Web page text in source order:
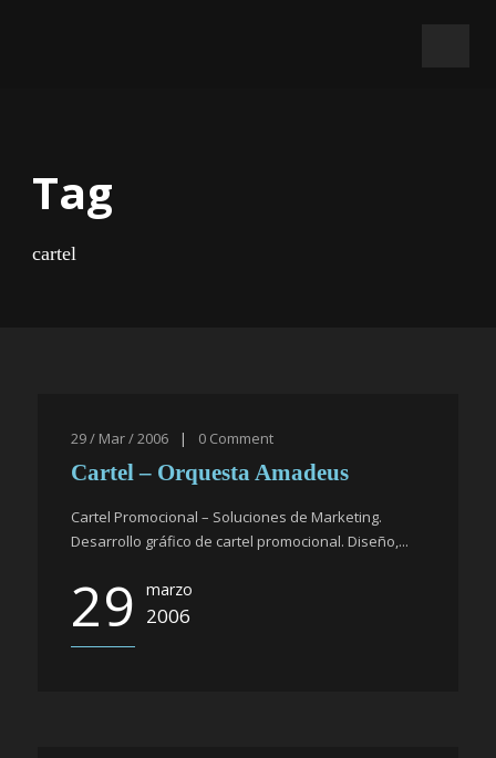
Tag
cartel
29 / Mar / 2006 | 0 Comment
Cartel – Orquesta Amadeus
Cartel Promocional – Soluciones de Marketing.
Desarrollo gráfico de cartel promocional. Diseño,...
29 marzo
2006